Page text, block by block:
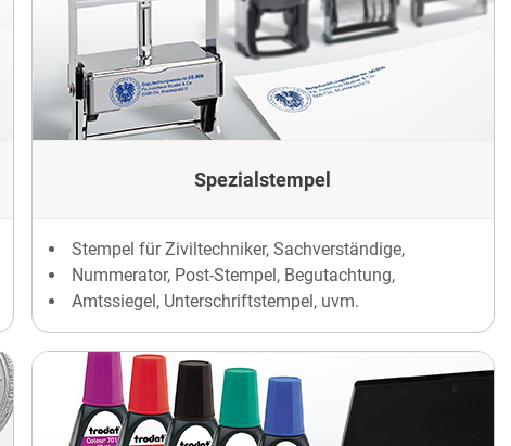
Spezialstempel
Stempel für Ziviltechniker, Sachverständige,
Nummerator, Post-Stempel, Begutachtung,
Amtssiegel, Unterschriftstempel, uvm.